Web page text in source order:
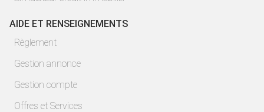
AIDE ET RENSEIGNEMENTS
Règlement
Gestion annonce
Gestion compte
Offres et Services